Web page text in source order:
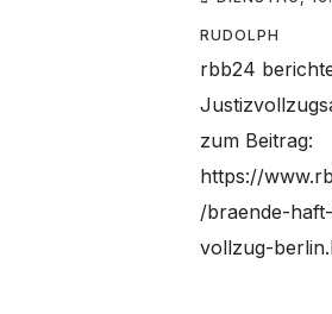
RUDOLPH
rbb24
zum Beitrag:
https://
/braende-
vollzug-